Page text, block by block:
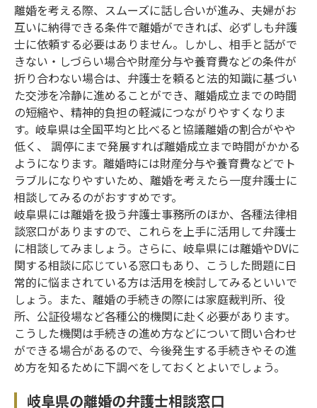
離婚を考える際、スムーズに話し合いが進み、夫婦がお
互いに納得できる条件で離婚ができれば、必ずしも弁護
士に依頼する必要はありません。しかし、相手と話がで
きない・しづらい場合や財産分与や養育費などの条件が
折り合わない場合は、弁護士を頼ると法的知識に基づい
た交渉を冷静に進めることができ、離婚成立までの時間
の短縮や、精神的負担の軽減につながりやすくなりま
す。岐阜県は全国平均と比べると協議離婚の割合がやや
低く、 調停にまで発展すれば離婚成立まで時間がかかる
ようになります。離婚時には財産分与や養育費などでト
ラブルになりやすいため、離婚を考えたら一度弁護士に
相談してみるのがおすすめです。
岐阜県には離婚を扱う弁護士事務所のほか、各種法律相
談窓口がありますので、これらを上手に活用して弁護士
に相談してみましょう。さらに、岐阜県には離婚やDVに
関する相談に応じている窓口もあり、こうした問題に日
常的に悩まされている方は活用を検討してみるといいで
しょう。また、離婚の手続きの際には家庭裁判所、役
所、公証役場など各種公的機関に赴く必要があります。
こうした機関は手続きの進め方などについて問い合わせ
ができる場合があるので、今後発生する手続きやその進
め方を知るために下調べをしておくとよいでしょう。
岐阜県の離婚の弁護士相談窓口